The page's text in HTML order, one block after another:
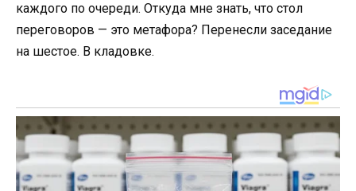
каждого по очереди. Откуда мне знать, что стол
переговоров — это метафора? Перенесли заседание
на шестое. В кладовке.